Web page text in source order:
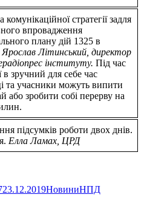
комунікаційної стратегії задля
впровадження
плану дій 1325 в
Ярослав Літинський, директор
інституту. Під час
в зручний для себе час
та учасники можуть випити
або зробити собі перерву на
підсумків роботи двох днів.
Елла Ламах, ЦРД
23.12.2019НовиниНПД